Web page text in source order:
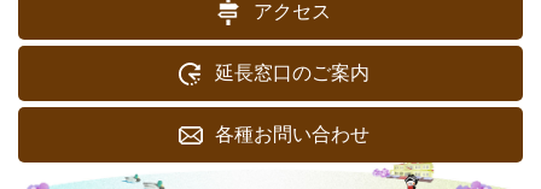
アクセス
延長窓口のご案内
各種お問い合わせ